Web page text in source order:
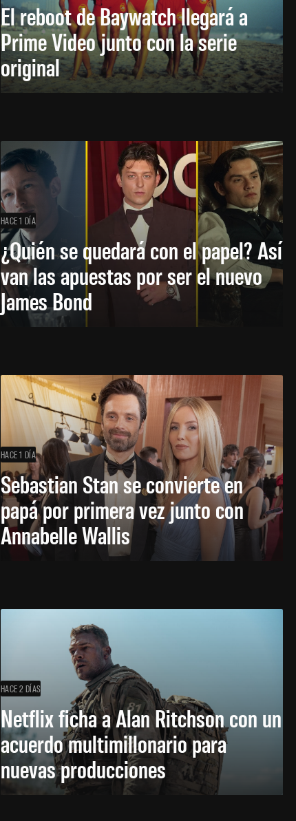
El reboot de Baywatch llegará a
Prime Video junto con la serie
original
HACE 1 DÍA
¿Quién se quedará con el papel? Así
van las apuestas por ser el nuevo
James Bond
HACE 1 DÍA
Sebastian Stan se convierte en
papá por primera vez junto con
Annabelle Wallis
HACE 2 DÍAS
Netflix ficha a Alan Ritchson con un
acuerdo multimillonario para
nuevas producciones